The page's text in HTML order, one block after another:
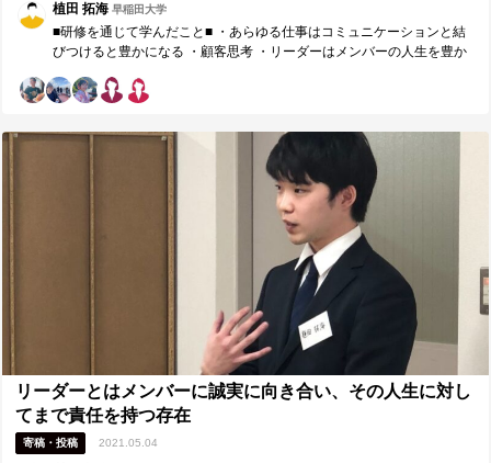
あるリーダーのための特別プログラムです。
植田 拓海早稲田大学
■研修を通じて学んだこと■ ・あらゆる仕事はコミュニケーションと結
びつけると豊かになる ・顧客思考 ・リーダーはメンバーの人生を豊か
・リーダーシップについて ・コミュニケーションの重要要素(時間、伝
マグレガーのXY理論 ・ノルマとコミットメントの違い ・4つの人材領
域 ・報連相の重要性 ・自信の付け方 ・コミュニケーションマップ ・
コーチングとティーチングの違い(効果,効率について) ・コーチング方
法について ■研修を通じて気付けたこと・今後に役立てられること■ ま
ず1点目は顧客思考についてです。この研修を通じて、これまで自分は
自分の身が可愛く、自分本位に物事を考える人間であったということ
に気が付きました。社会に出る前に気付けたことを感謝し早急に改善
するために、この研修をきっかけにして「相手のことを考えた行動を
意識する」という習慣の第一歩を踏み出していきたいと思います。 次
に2点目は頭を使う、ということについてです。当たり前のことではあ
り、実際自分も人より頭を使って生きていると疑わずにこれまで生き
てきました。しかしながら、この研修を通じていかに普段自分が頭を
使っていないか、考えずに生きているかということを知ることが出来
たと思います。意識して頭を使う、という行為は自分のパフォーマン
スの向上にダイレクトに直結してくると思うので、今後も課題として
取り組んでいきたいです。 最後に、3点目はリーダーシップについてで
す。自分はこれまで、リーダーとは一番能力が高いものが担うものだ
リーダーとはメンバーに誠実に向き合い、その人生に対し
てまで責任を持つ存在
寄稿・投稿 2021.05.04